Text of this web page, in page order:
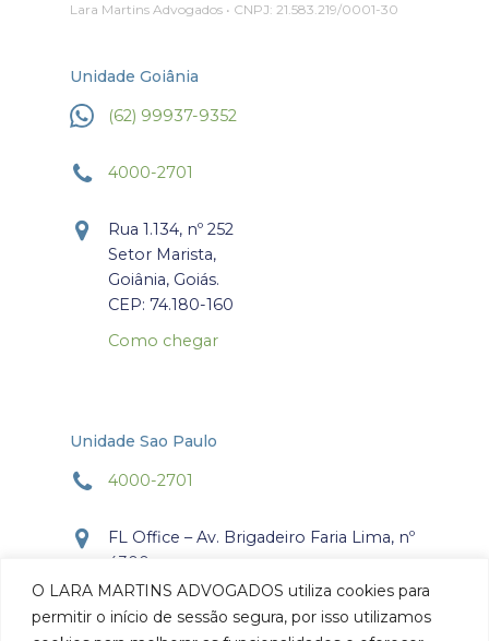
O LARA MARTINS ADVOGADOS utiliza cookies para
permitir o início de sessão segura, por isso utilizamos
Lara Martins Advogados • CNPJ: 21.583.219/0001-30
Unidade Goiânia
(62) 99937-9352
4000-2701
Rua 1.134, nº 252
Setor Marista,
Goiânia, Goiás.
CEP: 74.180-160
Como chegar
Unidade Sao Paulo
4000-2701
FL Office – Av. Brigadeiro Faria Lima, nº
4300
Torre Office – Sala 804
Itaim Bibi, São Paulo, SP.